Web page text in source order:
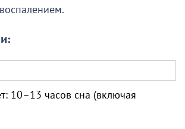
10–13 часов сна (включая